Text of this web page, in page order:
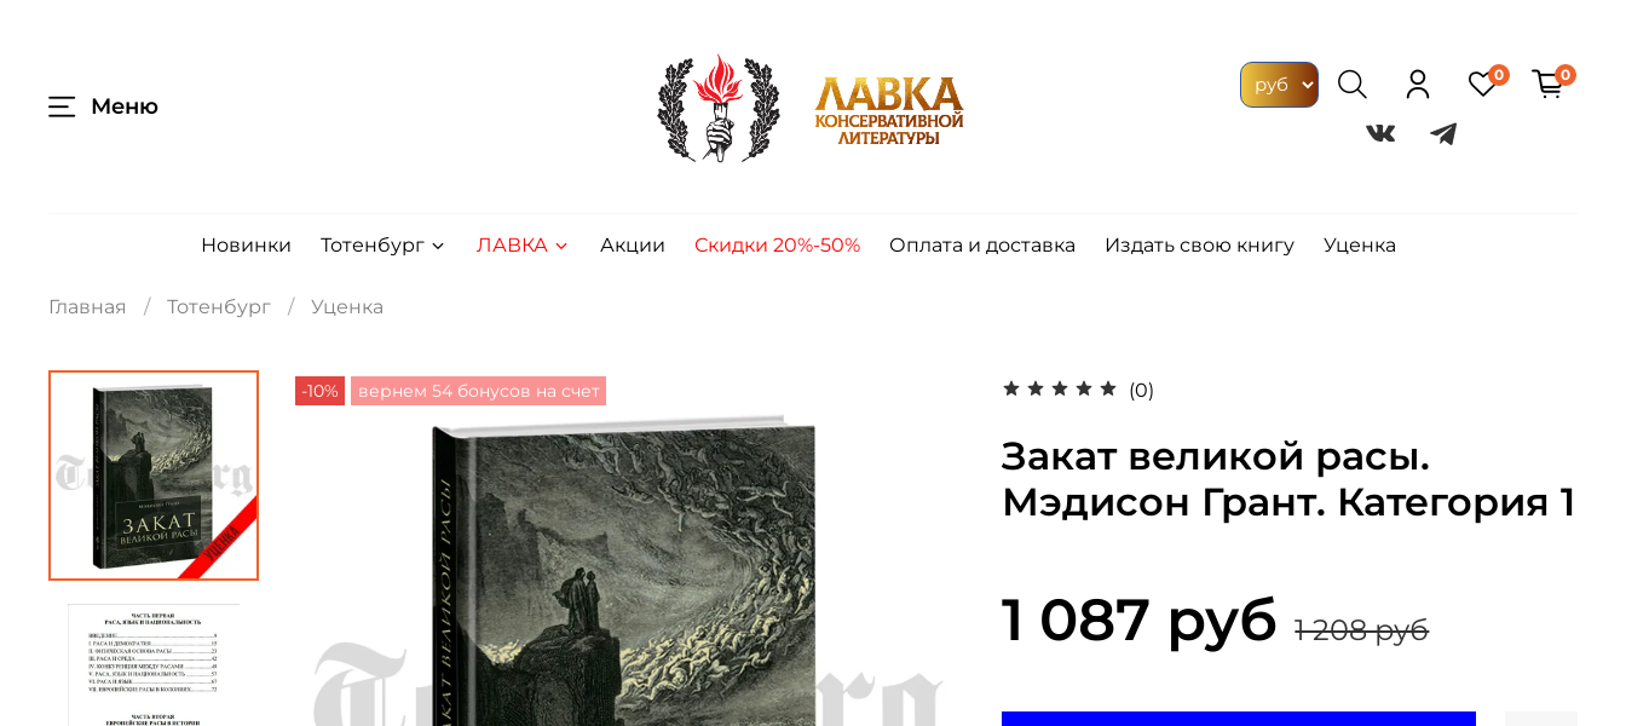
Меню
0 0
Новинки Тотенбург ЛАВКА Акции Скидки 20%-50% Оплата и доставка Издать свою книгу Уценка
Главная Тотенбург Уценка
-10% вернем 54 бонусов на счет (0)
Закат великой расы.
Мэдисон Грант. Категория 1
1 087 руб 1 208 руб